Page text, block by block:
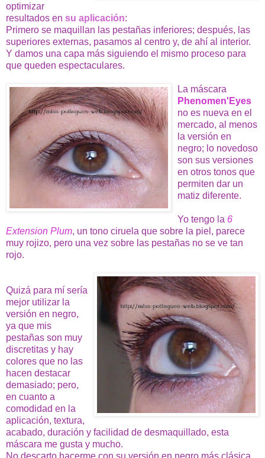
optimizar
resultados en su aplicación:
Primero se maquillan las pestañas inferiores; después, las
superiores externas, pasamos al centro y, de ahí al interior.
Y damos una capa más siguiendo el mismo proceso para
que queden espectaculares.
La máscara
Phenomen'Eyes
no es nueva en el
mercado, al menos
la versión en
negro; lo novedoso
son sus versiones
en otros tonos que
permiten dar un
matiz diferente.
Yo tengo la 6
Extension Plum, un tono ciruela que sobre la piel, parece
muy rojizo, pero una vez sobre las pestañas no se ve tan
rojo.
Quizá para mí sería
mejor utilizar la
versión en negro,
ya que mis
pestañas son muy
discretitas y hay
colores que no las
hacen destacar
demasiado; pero,
en cuanto a
comodidad en la
aplicación, textura,
acabado, duración y facilidad de desmaquillado, esta
máscara me gusta y mucho.
No descarto hacerme con su versión en negro más clásica